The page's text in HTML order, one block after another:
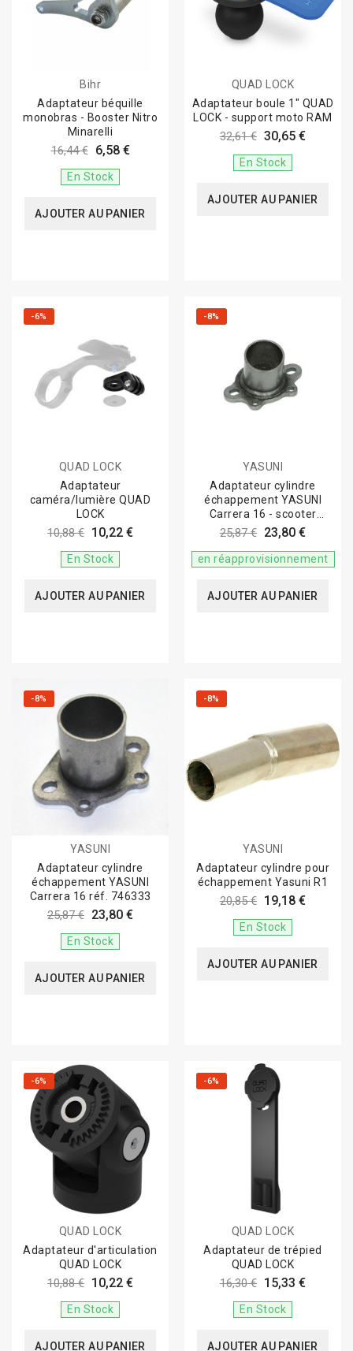
Bihr
Adaptateur béquille
monobras - Booster Nitro
Minarelli
16,44 € 6,58 €
En Stock
AJOUTER AU PANIER
QUAD LOCK
Adaptateur boule 1" QUAD
LOCK - support moto RAM
32,61 € 30,65 €
En Stock
AJOUTER AU PANIER
-6%
QUAD LOCK
Adaptateur
caméra/lumière QUAD
LOCK
10,88 € 10,22 €
En Stock
AJOUTER AU PANIER
-8%
YASUNI
Adaptateur cylindre
échappement YASUNI
Carrera 16 - scooter
Piaggio/Gilera
25,87 € 23,80 €
en réapprovisionnement
AJOUTER AU PANIER
-8%
YASUNI
Adaptateur cylindre
échappement YASUNI
Carrera 16 réf. 746333
25,87 € 23,80 €
En Stock
AJOUTER AU PANIER
-8%
YASUNI
Adaptateur cylindre pour
échappement Yasuni R1
20,85 € 19,18 €
En Stock
AJOUTER AU PANIER
-6%
QUAD LOCK
Adaptateur d'articulation
QUAD LOCK
10,88 € 10,22 €
En Stock
AJOUTER AU PANIER
-6%
QUAD LOCK
Adaptateur de trépied
QUAD LOCK
16,30 € 15,33 €
En Stock
AJOUTER AU PANIER